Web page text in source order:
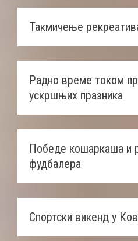
Такмичење
Радно време током
ускршњих празника
Победе кошаркаша и
фудбалера
Спортски викенд у